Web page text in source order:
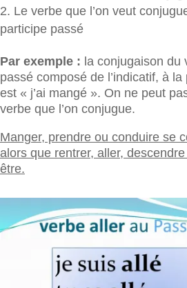
Le verbe que l’on veut
participe passé
Par exemple : la conjugaison du
passé composé de l’indicatif, à
est « j’ai mangé ». On ne peut
verbe que l’on conjugue.
Manger, prendre ou conduire se
alors que rentrer, aller,
être.